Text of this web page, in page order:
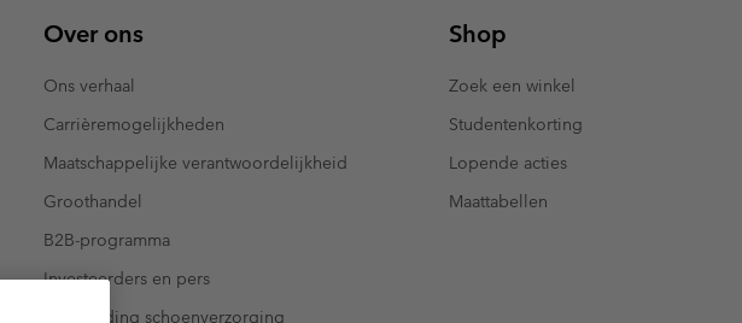
Over ons
Ons verhaal
Carrièremogelijkheden
Maatschappelijke verantwoordelijkheid
Groothandel
B2B-programma
Investeerders en pers
Handleiding schoenverzorging
Shop
Zoek een winkel
Studentenkorting
Lopende acties
Maattabellen